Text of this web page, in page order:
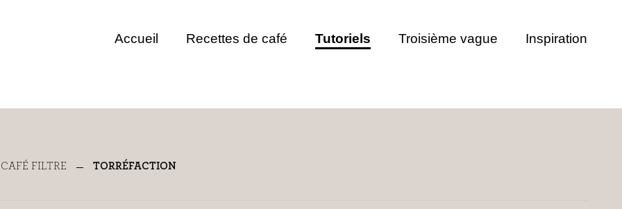
Accueil Recettes de café Tutoriels Troisième vague Inspiration
FILTRE TORRÉFACTION